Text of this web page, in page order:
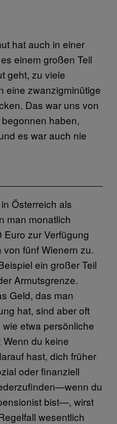
hat auch in einer
einem großen Teil
geht, zu viele
eine zwanzigminütige
Das war uns von
haben,
es war auch nie
Österreich als
man monatlich
zur Verfügung
von fünf Wienern zu.
ein großer Teil
Armutsgrenze.
Geld, das man
hat, sind aber oft
etwa persönliche
du keine
hast, dich früher
oder finanziell
du
bist—, wirst
wesentlich